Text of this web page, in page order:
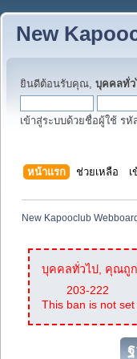
New
ยินดีต้อนรับคุณ, บุคคลทั่ว
เข้าสู่ระบบด้วยชื่อผู้ใช้ รหั
หน้าแรก ช่วยเหลือ
New Kapooclub Webboard
บุคคลทั่วไป, คุณถู
203-222
This ban is not set